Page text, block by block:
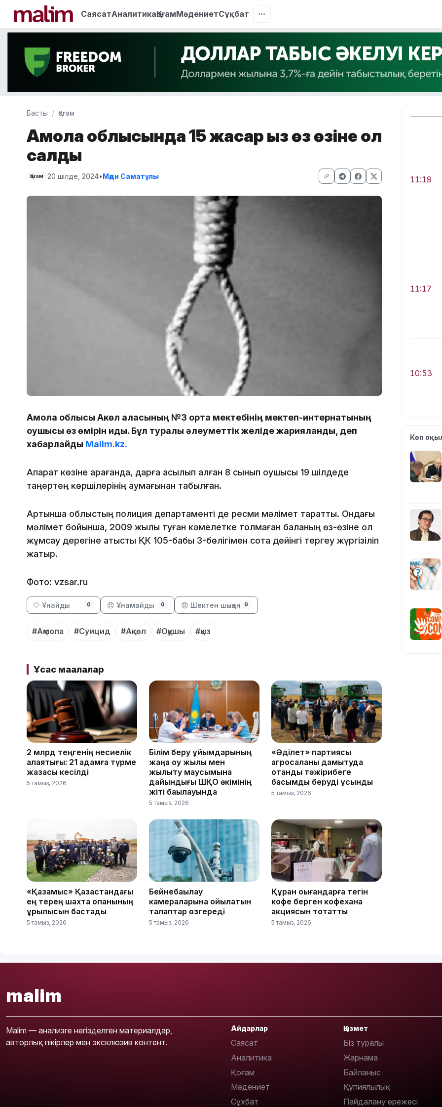
СаясатАналитикаҚоғамМәдениетСұқбат
Басты Қоғам
Ақмола облысында 15 жасар қыз өз өзіне қол
салды
Қоғам 20 шілде, 2024•Мәди Саматұлы
Ақмола облысы Ақкөл қаласының №3 орта мектебінің мектеп-интернатының
оқушысы өз өмірін қиды. Бұл туралы әлеуметтік желіде жарияланды, деп
хабарлайды Malim.kz.
Ақпарат көзіне қарағанда, дарға асылып қалған 8 сынып оқушысы 19 шілдеде
таңертең көршілерінің аумағынан табылған.
Артынша облыстың полиция департаменті де ресми мәлімет таратты. Ондағы
мәлімет бойынша, 2009 жылы туған кәмелетке толмаған баланың өз-өзіне қол
жұмсау дерегіне қатысты ҚК 105-бабы 3-бөлігімен сотқа дейінгі тергеу жүргізіліп
жатыр.
Фото: vzsar.ru
🤍 Ұнайды 0 😞 Ұнамайды 0 😡 Шектен шыққан 0
#Ақмола #Суицид #Ақкөл #Оқушы #қыз
Ұқсас мақалалар
2 млрд теңгенің несиелік
алаяқтығы: 21 адамға түрме
жазасы кесілді
5 тамыз, 2026
Білім беру ұйымдарының
жаңа оқу жылы мен
жылыту маусымына
дайындығы ШҚО әкімінің
жіті бақылауында
5 тамыз, 2026
«Әділет» партиясы
агросаланы дамытуда
отандық тәжірибеге
басымдық беруді ұсынды
5 тамыз, 2026
«Қазақмыс» Қазақстандағы
ең терең шахта оқпанының
құрылысын бастады
5 тамыз, 2026
Бейнебақылау
камераларына қойылатын
талаптар өзгереді
5 тамыз, 2026
Құран оқығандарға тегін
кофе берген кофехана
акциясын тоқтатты
5 тамыз, 2026
11:19
11:17
10:53
10:29
09:09
21:52
21:30
Көп
malim
Malim — анализге негізделген материалдар,
авторлық пікірлер мен эксклюзив контент.
Айдарлар
Саясат
Аналитика
Қоғам
Мәдениет
Сұхбат
Қызмет
Біз туралы
Жарнама
Байланыс
Құпиялылық
Пайдалану ережесі